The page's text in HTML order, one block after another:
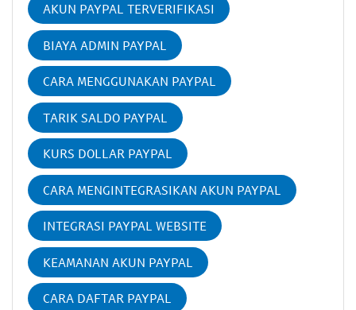
AKUN PAYPAL TERVERIFIKASI
BIAYA ADMIN PAYPAL
CARA MENGGUNAKAN PAYPAL
TARIK SALDO PAYPAL
KURS DOLLAR PAYPAL
CARA MENGINTEGRASIKAN AKUN PAYPAL
INTEGRASI PAYPAL WEBSITE
KEAMANAN AKUN PAYPAL
CARA DAFTAR PAYPAL